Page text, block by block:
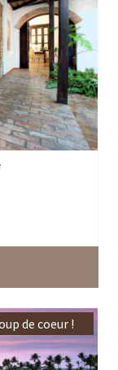
de coeur !